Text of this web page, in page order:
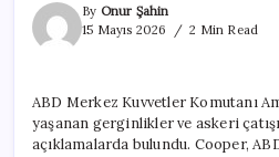
By Onur Şahin
15 Mayıs 2026
2 Min Read
ABD Merkez Kuvvetler Komutanı
yaşanan gerginlikler ve askeri
açıklamalarda bulundu. Cooper,